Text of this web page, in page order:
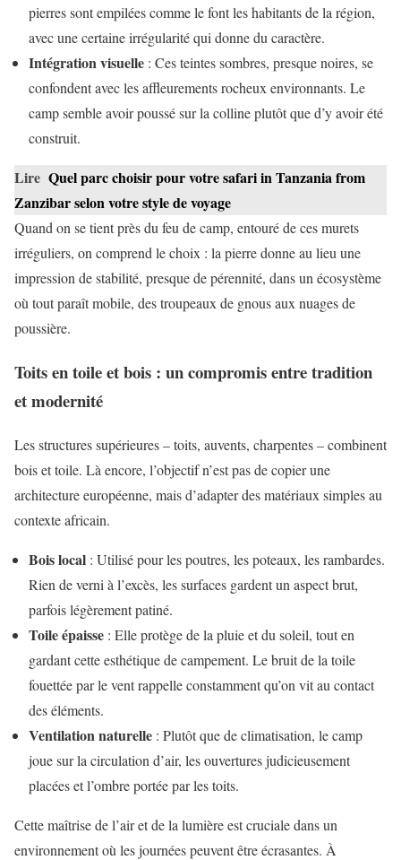
pierres sont empilées comme le font les habitants de la région,
avec une certaine irrégularité qui donne du caractère.
Intégration visuelle : Ces teintes sombres, presque noires, se
confondent avec les affleurements rocheux environnants. Le
camp semble avoir poussé sur la colline plutôt que d’y avoir été
construit.
Lire Quel parc choisir pour votre safari in Tanzania from
Zanzibar selon votre style de voyage
Quand on se tient près du feu de camp, entouré de ces murets
irréguliers, on comprend le choix : la pierre donne au lieu une
impression de stabilité, presque de pérennité, dans un écosystème
où tout paraît mobile, des troupeaux de gnous aux nuages de
poussière.
Toits en toile et bois : un compromis entre tradition
et modernité
Les structures supérieures – toits, auvents, charpentes – combinent
bois et toile. Là encore, l’objectif n’est pas de copier une
architecture européenne, mais d’adapter des matériaux simples au
contexte africain.
Bois local : Utilisé pour les poutres, les poteaux, les rambardes.
Rien de verni à l’excès, les surfaces gardent un aspect brut,
parfois légèrement patiné.
Toile épaisse : Elle protège de la pluie et du soleil, tout en
gardant cette esthétique de campement. Le bruit de la toile
fouettée par le vent rappelle constamment qu’on vit au contact
des éléments.
Ventilation naturelle : Plutôt que de climatisation, le camp
joue sur la circulation d’air, les ouvertures judicieusement
placées et l’ombre portée par les toits.
Cette maîtrise de l’air et de la lumière est cruciale dans un
environnement où les journées peuvent être écrasantes. À